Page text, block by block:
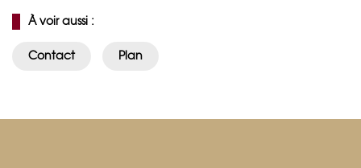
À voir aussi :
Contact Plan